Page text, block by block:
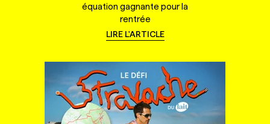
équation gagnante pour la
rentrée
LIRE L'ARTICLE